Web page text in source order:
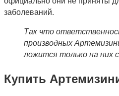
заболеваний.
Так что
производных
ложится только на них
Купить